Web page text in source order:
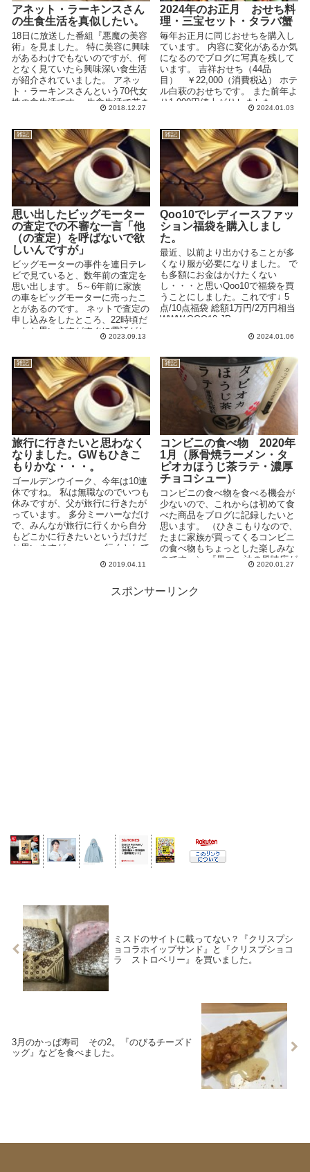
アネット・ラーキンスさん
の生食生活を真似したい。
18日に放送した番組『悪魔の美容
術』を見ました。 特に美容に興味
があるわけでもないのですが、何
となく見ていたら興味深い食生活
が紹介されていました。 アネッ
ト・ラーキンスさんという70代女
性の食生活です。 生食生活で若さ
2018.12.27
2024年のお正月 おせち料
理・三宝セット・タラバ蟹
毎年お正月に同じおせちを購入し
ています。 内容に変化があるか気
になるのでブログに写真を残して
います。 吉祥おせち（44品
目） ￥22,000（消費税込） ホテ
ル白萩のおせちです。 また前年よ
り1,000円値上がりしました。 ...
2024.01.03
雑記
思い出したビッグモーター
の査定での不審な一言「他
（の査定）を呼ばないで欲
しいんですが」
ビッグモーターの事件を連日テレ
ビで見ていると、数年前の査定を
思い出します。 5～6年前に家族
の車をビッグモーターに売ったこ
とがあるのです。 ネットで査定の
申し込みをしたところ、22時頃だ
ったと思いますがすぐに電話がか
2023.09.13
雑記
Qoo10でレディースファッ
ション福袋を購入しまし
た。
最近、以前より出かけることが多
くなり服が必要になりました。 で
も多額にお金はかけたくない
し・・・と思いQoo10で福袋を買
うことにしました。これです↓ 5
点/10点福袋 総額1万円/2万円相当
WWW.QOO10.JP ...
2024.01.06
雑記
旅行に行きたいと思わなく
なりました。GWもひきこ
もりかな・・・。
ゴールデンウイーク、今年は10連
休ですね。 私は無職なのでいつも
休みですが、父が旅行に行きたが
っています。 多分ミーハーなだけ
で、みんなが旅行に行くから自分
もどこかに行きたいというだけだ
と思いますが・・・。 行くとして
2019.04.11
雑記
コンビニの食べ物 2020年
1月（豚骨焼ラーメン・タ
ピオカほうじ茶ラテ・濃厚
チョコシュー）
コンビニの食べ物を食べる機会が
少ないので、これからは初めて食
べた商品をブログに記録したいと
思います。 （ひきこもりなので、
たまに家族が買ってくるコンビニ
の食べ物もちょっとした楽しみな
のです。） 『黒マー油の風味広が
2020.01.27
スポンサーリンク
ミスドのサイトに載ってない？『クリスプシ
ョコラホイップサンド』と『クリスプショコ
ラ ストロベリー』を買いました。
3月のかっぱ寿司 その2。『のびるチーズド
ッグ』などを食べました。